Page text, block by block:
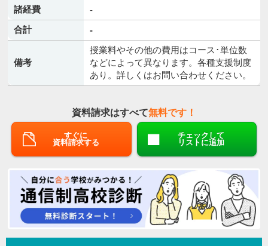
諸経費
-
合計
-
備考
授業料やその他の費用はコース･単位数
などによって異なります。各種支援制度
あり。詳しくはお問い合わせください。
資料請求はすべて無料です！
すぐに
資料請求する
チェックして
リストに追加